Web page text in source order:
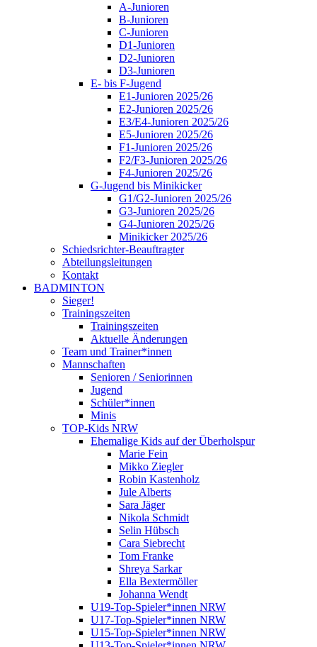
A-Junioren
B-Junioren
C-Junioren
D1-Junioren
D2-Junioren
D3-Junioren
E- bis F-Jugend
E1-Junioren 2025/26
E2-Junioren 2025/26
E3/E4-Junioren 2025/26
E5-Junioren 2025/26
F1-Junioren 2025/26
F2/F3-Junioren 2025/26
F4-Junioren 2025/26
G-Jugend bis Minikicker
G1/G2-Junioren 2025/26
G3-Junioren 2025/26
G4-Junioren 2025/26
Minikicker 2025/26
Schiedsrichter-Beauftragter
Abteilungsleitungen
Kontakt
BADMINTON
Sieger!
Trainingszeiten
Trainingszeiten
Aktuelle Änderungen
Team und Trainer*innen
Mannschaften
Senioren / Seniorinnen
Jugend
Schüler*innen
Minis
TOP-Kids NRW
Ehemalige Kids auf der Überholspur
Marie Fein
Mikko Ziegler
Robin Kastenholz
Jule Alberts
Sara Jäger
Nikola Schmidt
Selin Hübsch
Cara Siebrecht
Tom Franke
Shreya Sarkar
Ella Bextermöller
Johanna Wendt
U19-Top-Spieler*innen NRW
U17-Top-Spieler*innen NRW
U15-Top-Spieler*innen NRW